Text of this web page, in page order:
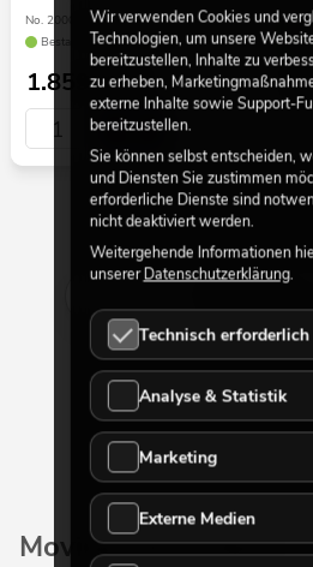
No. 20001023
Bestand reicht ca. 12 Wo.
1.859,00€
No.
30 von 40
Moving-Head-Spots
Wir verwenden Cookies und
Technologien, um unsere
bereitzustellen, Inhalte zu
zu erheben,
externe Inhalte sowie Support-
bereitzustellen.
Sie können selbst entscheiden,
und Diensten Sie zustimmen
erforderliche Dienste sind
nicht deaktiviert werden.
Weitergehende Informationen
unsererDatenschutzerklärung.
Technisch erforderlich
Analyse & Statistik
Marketing
Externe Medien